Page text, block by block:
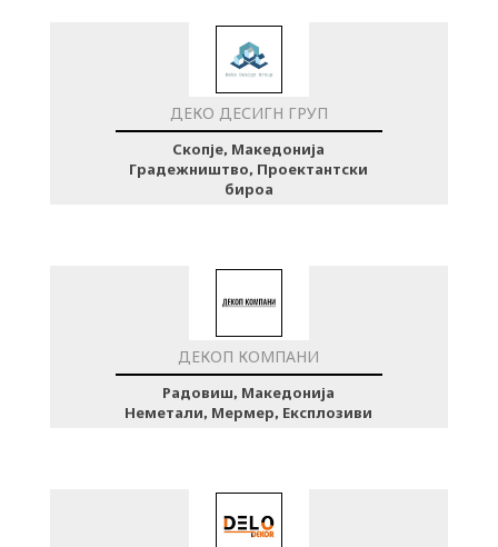
ДЕКО ДЕСИГН ГРУП
Скопје, Македонија
Градежништво, Проектантски
бироа
ДЕКОП КОМПАНИ
Радовиш, Македонија
Неметали, Мермер, Експлозиви